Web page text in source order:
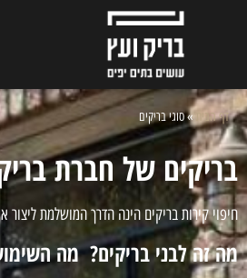
דף הבית »סוגי בריקים
בריקים של חברת
חיפוי קירות בריקים הינה הדרך המושלמת ליצור
מה זה לבני בריקים? מה